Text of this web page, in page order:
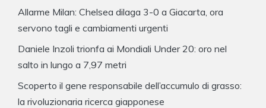
Allarme Milan: Chelsea dilaga 3-0 a Giacarta, ora
servono tagli e cambiamenti urgenti
Daniele Inzoli trionfa ai Mondiali Under 20: oro nel
salto in lungo a 7,97 metri
Scoperto il gene responsabile dell’accumulo di grasso:
la rivoluzionaria ricerca giapponese